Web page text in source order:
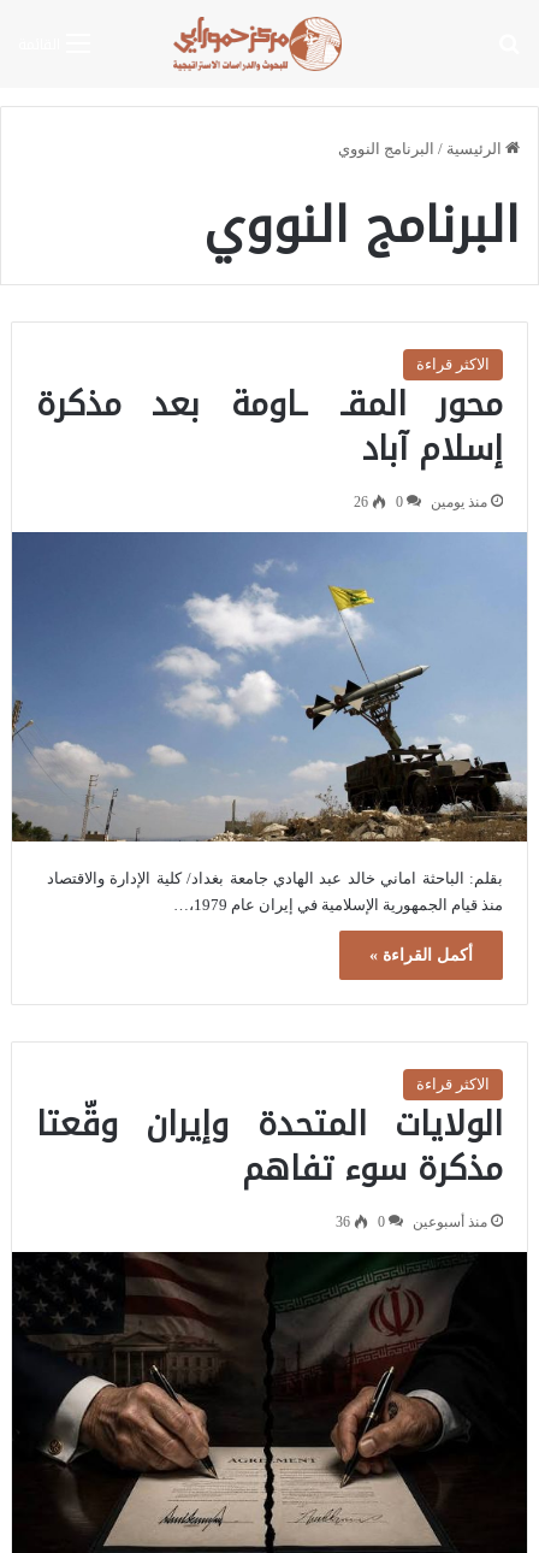
الرئيسية / البرنامج النووي
البرنامج النووي
الاكثر قراءة
محور المقـ ـاومة بعد مذكرة
إسلام آباد
منذ يومين 0
26
بقلم: الباحثة اماني خالد عبد الهادي جامعة بغداد/ كلية الإدارة والاقتصاد
منذ قيام الجمهورية الإسلامية في إيران عام 1979،…
أكمل القراءة »
الاكثر قراءة
الولايات المتحدة وإيران وقّعتا
مذكرة سوء تفاهم
منذ أسبوعين 0
36